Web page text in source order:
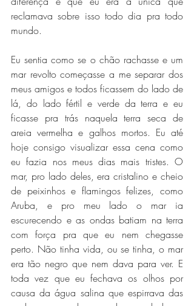
reclamava sobre isso todo dia pra todo
mundo.
Eu sentia como se o chão rachasse e um
mar revolto começasse a me separar dos
meus amigos e todos ficassem do lado de
lá, do lado fértil e verde da terra e eu
ficasse pra trás naquela terra seca de
areia vermelha e galhos mortos. Eu até
hoje consigo visualizar essa cena como
eu fazia nos meus dias mais tristes. O
mar, pro lado deles, era cristalino e cheio
de peixinhos e flamingos felizes, como
Aruba, e pro meu lado o mar ia
escurecendo e as ondas batiam na terra
com força pra que eu nem chegasse
perto. Não tinha vida, ou se tinha, o mar
era tão negro que nem dava para ver. E
toda vez que eu fechava os olhos por
causa da água salina que espirrava das